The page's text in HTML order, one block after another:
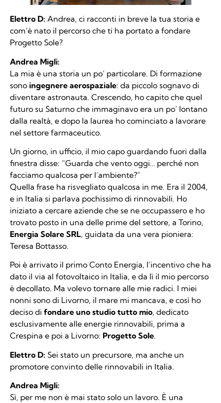
Elettro D: Andrea, ci racconti in breve la tua storia e
com’è nato il percorso che ti ha portato a fondare
Progetto Sole?
Andrea Migli:
La mia è una storia un po’ particolare. Di formazione
sono ingegnere aerospaziale: da piccolo sognavo di
diventare astronauta. Crescendo, ho capito che quel
futuro su Saturno che immaginavo era un po’ lontano
dalla realtà, e dopo la laurea ho cominciato a lavorare
nel settore farmaceutico.
Un giorno, in ufficio, il mio capo guardando fuori dalla
finestra disse: “Guarda che vento oggi… perché non
facciamo qualcosa per l’ambiente?”
Quella frase ha risvegliato qualcosa in me. Era il 2004,
e in Italia si parlava pochissimo di rinnovabili. Ho
iniziato a cercare aziende che se ne occupassero e ho
trovato posto in una delle prime del settore, a Torino,
Energia Solare SRL, guidata da una vera pioniera:
Teresa Bottasso.
Poi è arrivato il primo Conto Energia, l’incentivo che ha
dato il via al fotovoltaico in Italia, e da lì il mio percorso
è decollato. Ma volevo tornare alle mie radici. I miei
nonni sono di Livorno, il mare mi mancava, e così ho
deciso di fondare uno studio tutto mio, dedicato
esclusivamente alle energie rinnovabili, prima a
Crespina e poi a Livorno: Progetto Sole.
Elettro D: Sei stato un precursore, ma anche un
promotore convinto delle rinnovabili in Italia.
Andrea Migli:
Sì, per me non è mai stato solo un lavoro. È una